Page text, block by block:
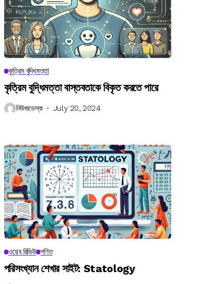
কৃত্রিম বুদ্ধিমত্তা
কৃত্রিম বুদ্ধিমত্তা বাস্তবতাকে বিকৃত করতে পারে
নিউজডেস্ক July 20, 2024
ওয়েব রিভিউ গণিত
পরিসংখ্যান শেখার সাইট: Statology